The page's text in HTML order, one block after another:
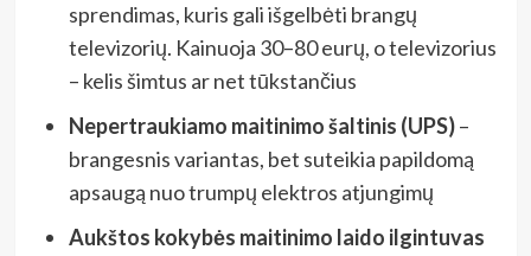
sprendimas, kuris gali išgelbėti brangų
televizorių. Kainuoja 30–80 eurų, o televizorius
– kelis šimtus ar net tūkstančius
Nepertraukiamo maitinimo šaltinis (UPS)–
brangesnis variantas, bet suteikia papildomą
apsaugą nuo trumpų elektros atjungimų
Aukštos kokybės maitinimo laido ilgintuvas